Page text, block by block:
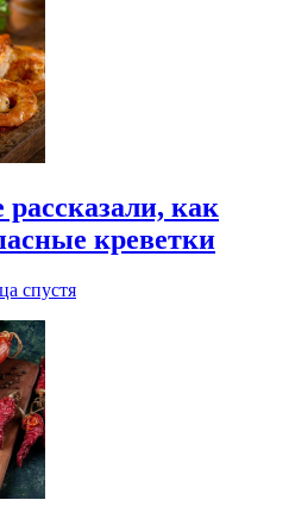
рассказали, как
креветки
спустя